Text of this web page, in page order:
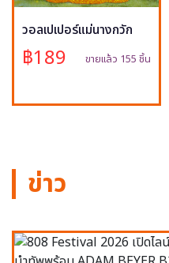
วอลเปเปอร์แม่นางกวัก
฿189 ขายแล้ว 155 ชิ้น
ข่าว